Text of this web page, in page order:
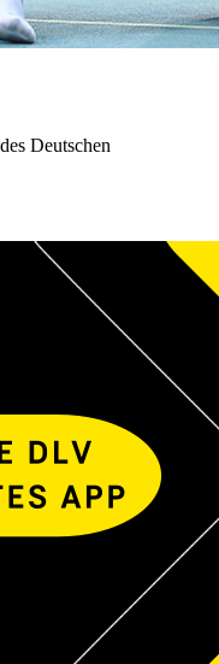
Deutschen